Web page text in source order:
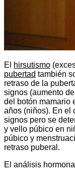
El hirsutismo
pubertad también
retraso de la
signos (aumento
del botón mamario
años (niños). En el
signos pero se
y vello púbico en
púbico y
retraso puberal.
El análisis